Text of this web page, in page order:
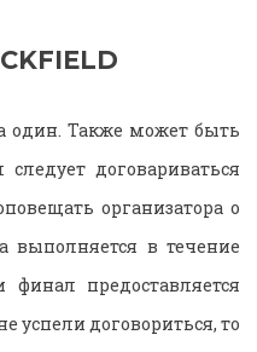
один. Также может быть
договариваться
организатора о
выполняется в течение
предоставляется
успели договориться, то